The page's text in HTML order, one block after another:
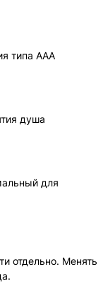
типа ААА
душа
для
отдельно. Менять